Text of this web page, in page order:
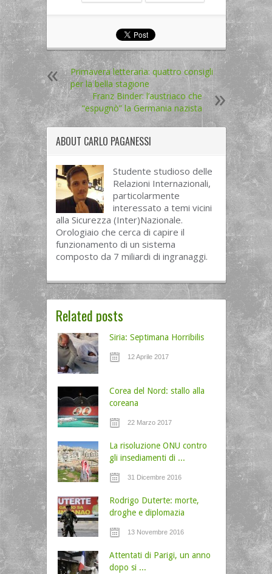
Primavera letteraria: quattro consigli
per la bella stagione
Franz Binder: l’austriaco che
“espugnò” la Germania nazista
ABOUT CARLO PAGANESSI
Studente studioso delle
Relazioni Internazionali,
particolarmente
interessato a temi vicini
alla Sicurezza (Inter)Nazionale.
Orologiaio che cerca di capire il
funzionamento di un sistema
composto da 7 miliardi di ingranaggi.
Related posts
Siria: Septimana Horribilis
12 Aprile 2017
Corea del Nord: stallo alla
coreana
22 Marzo 2017
La risoluzione ONU contro
gli insediamenti di ...
31 Dicembre 2016
Rodrigo Duterte: morte,
droghe e diplomazia
13 Novembre 2016
Attentati di Parigi, un anno
dopo si ...